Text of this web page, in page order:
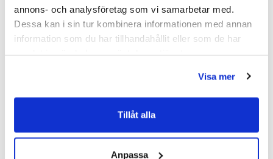
annons- och analysföretag som vi samarbetar med.
Dessa kan i sin tur kombinera informationen med annan
information som du har tillhandahållit eller som de har
Visa mer
Tillåt alla
Anpassa
Kampanj Kampanj